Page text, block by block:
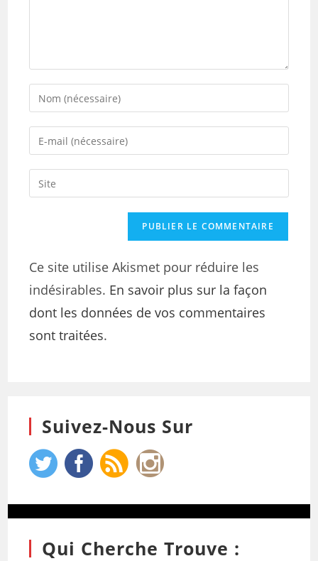
Ce site utilise Akismet pour réduire les
indésirables. En savoir plus sur la façon
dont les données de vos commentaires
sont traitées.
Suivez-Nous Sur
Qui Cherche Trouve :